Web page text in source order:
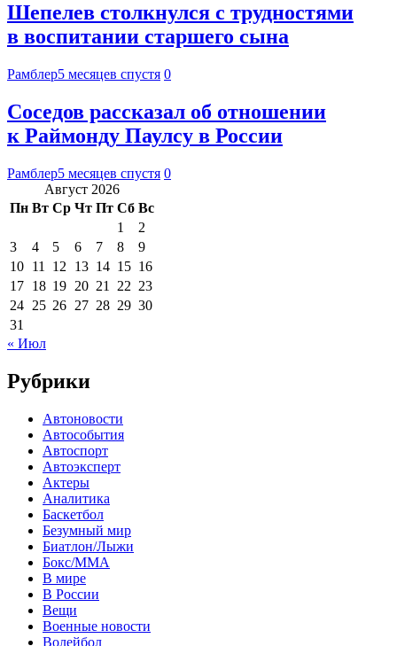
Шепелев столкнулся с трудностями
в воспитании старшего сына
Рамблер5 месяцев спустя 0
Соседов рассказал об отношении
к Раймонду Паулсу в России
Рамблер5 месяцев спустя 0
Август 2026
Пн Вт Ср Чт Пт Сб Вс
1
2
3
4 5 6 7 8
9
10 11 12 13 14 15 16
17 18 19 20 21 22 23
24 25 26 27 28 29 30
31
« Июл
Рубрики
Автоновости
Автособытия
Автоспорт
Автоэксперт
Актеры
Аналитика
Баскетбол
Безумный мир
Биатлон/Лыжи
Бокс/MMA
В мире
В России
Вещи
Военные новости
Волейбол